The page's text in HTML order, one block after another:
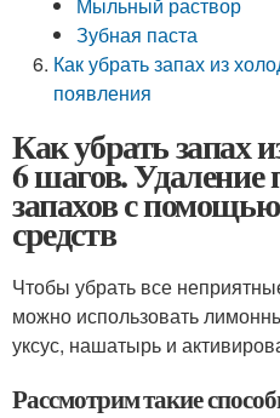
Зубная паста
Как убрать запах из
появления
Как убрать запах
6 шагов. Удаление
запахов с
средств
Чтобы убрать все
можно использовать
уксус, нашатырь и
Рассмотрим такие